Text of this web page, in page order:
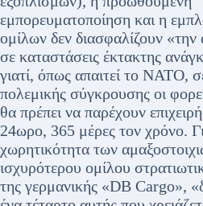
εμπορευματοποίηση και η
ομίλων δεν διασφαλίζουν
σε καταστάσεις έκτακτης
γιατί, όπως απαιτεί το ΝΑΤΟ,
πολεμικής σύγκρουσης οι
θα πρέπει να παρέχουν
24ωρο, 365 μέρες τον χρόνο.
χωρητικότητα των
ισχυρότερου ομίλου
της γερμανικής «DB Cargo»,